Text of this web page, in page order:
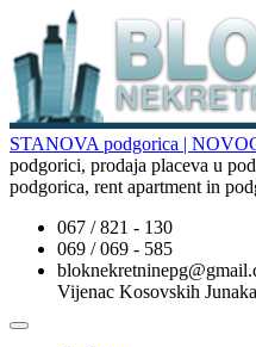
STANOVA podgorica |
podgorici, prodaja placeva u
podgorica, rent apartment in
067 / 821 - 130
069 / 069 - 585
Vijenac Kosovskih